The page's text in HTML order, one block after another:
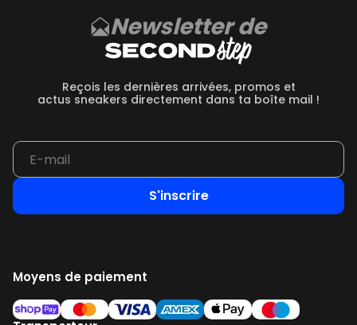
Newsletter de
Reçois les dernières arrivées, promos et
actus sneakers directement dans ta boîte mail !
S'inscrire
Moyens de paiement